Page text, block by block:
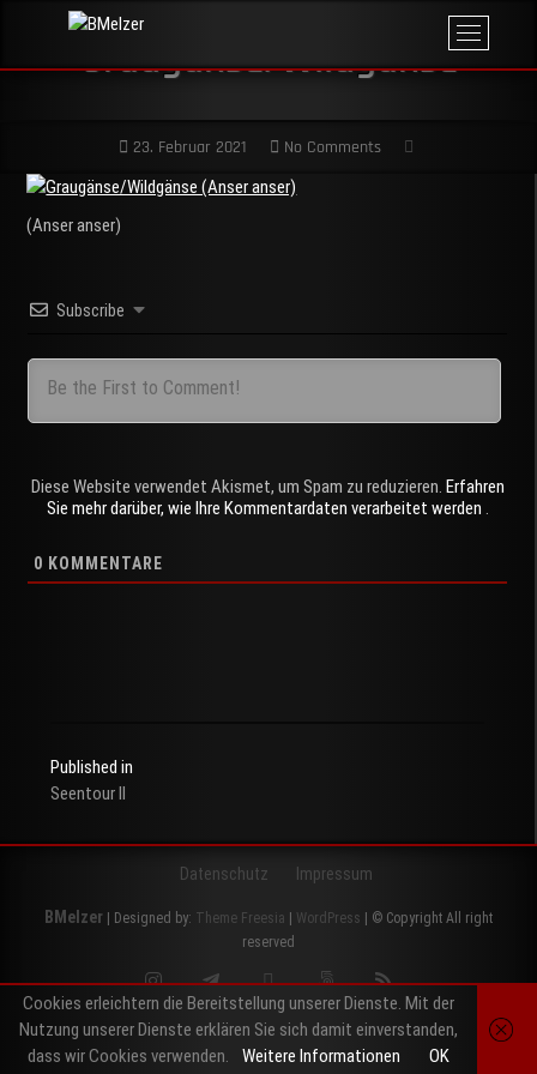
content
MEHR
M
e
Graugänse/Wildgänse
23. Februar 2021 No Comments
(Anser anser)
Subscribe
Diese Website verwendet Akismet, um Spam zu reduzieren. Erfahren
Sie mehr darüber, wie Ihre Kommentardaten verarbeitet werden .
0 KOMMENTARE
Beitragsnavigation
Published in
Seentour II
Datenschutz Impressum
BMelzer | Designed by: Theme Freesia WordPress | © Copyright All right
reserved
InstagramTelegramTwitter 500px RSS
Cookies erleichtern die Bereitstellung unserer Dienste. Mit der
Nutzung unserer Dienste erklären Sie sich damit einverstanden,
dass wir Cookies verwenden.
Weitere Informationen OK